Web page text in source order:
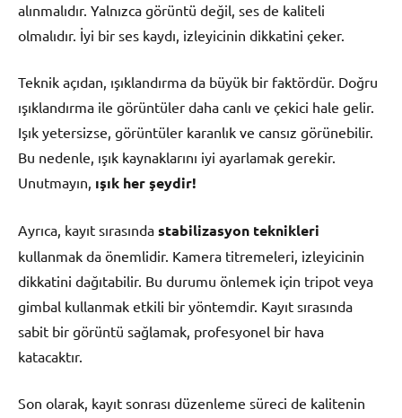
alınmalıdır. Yalnızca görüntü değil, ses de kaliteli
olmalıdır. İyi bir ses kaydı, izleyicinin dikkatini çeker.
Teknik açıdan, ışıklandırma da büyük bir faktördür. Doğru
ışıklandırma ile görüntüler daha canlı ve çekici hale gelir.
Işık yetersizse, görüntüler karanlık ve cansız görünebilir.
Bu nedenle, ışık kaynaklarını iyi ayarlamak gerekir.
Unutmayın, ışık her şeydir!
Ayrıca, kayıt sırasında stabilizasyon teknikleri
kullanmak da önemlidir. Kamera titremeleri, izleyicinin
dikkatini dağıtabilir. Bu durumu önlemek için tripot veya
gimbal kullanmak etkili bir yöntemdir. Kayıt sırasında
sabit bir görüntü sağlamak, profesyonel bir hava
katacaktır.
Son olarak, kayıt sonrası düzenleme süreci de kalitenin